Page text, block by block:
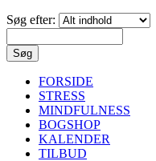
Søg efter:
FORSIDE
STRESS
MINDFULNESS
BOGSHOP
KALENDER
TILBUD